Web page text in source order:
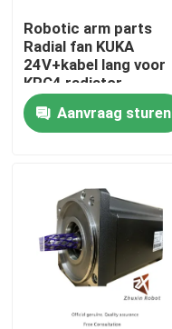
Producten
Video's
Robotic arm parts
Radial fan KUKA
24V+kabel lang voor
KRC4 radiator
Aanvraag sturen